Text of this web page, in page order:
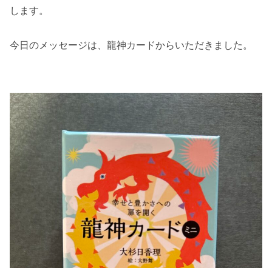
します。
今日のメッセージは、龍神カードからいただきました。